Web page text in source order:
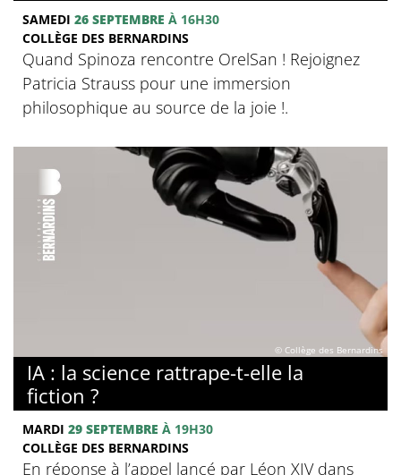
SAMEDI 26 SEPTEMBRE À 16H30
COLLÈGE DES BERNARDINS
Quand Spinoza rencontre OrelSan ! Rejoignez
Patricia Strauss pour une immersion
philosophique au source de la joie !.
© Collège des Bernardins
IA : la science rattrape-t-elle la
fiction ?
MARDI 29 SEPTEMBRE À 19H30
COLLÈGE DES BERNARDINS
En réponse à l’appel lancé par Léon XIV dans